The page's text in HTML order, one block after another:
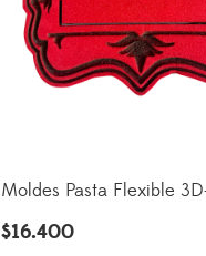
Moldes Pasta Flexible
$16.400